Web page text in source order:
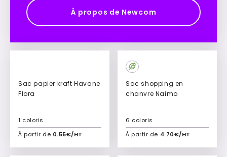
À propos de Newcom
Sac papier kraft Havane
Flora
À partir de 0.55€/HT
1 coloris
Ajouter à mon devis
Sac shopping en
chanvre Naimo
À partir de 4.70€/HT
6 coloris
Ajouter à mon devis